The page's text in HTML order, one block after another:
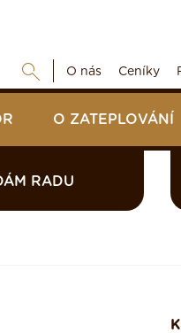
O nás Ceníky
O ZATEPLOVÁNÍ
RADU